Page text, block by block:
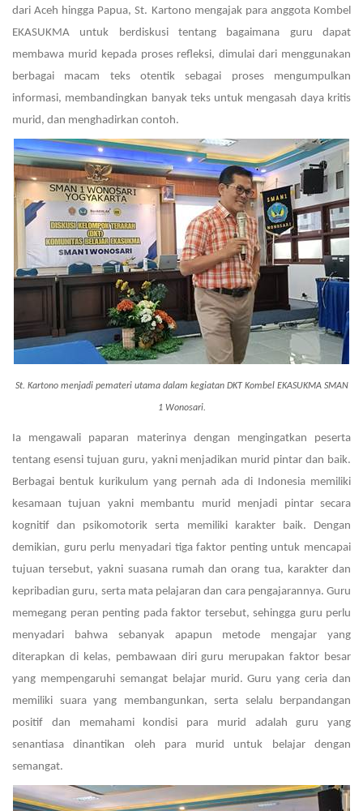
dari Aceh hingga Papua, St. Kartono mengajak para anggota Kombel
EKASUKMA untuk berdiskusi tentang bagaimana guru dapat
membawa murid kepada proses refleksi, dimulai dari menggunakan
berbagai macam teks otentik sebagai proses mengumpulkan
informasi, membandingkan banyak teks untuk mengasah daya kritis
murid, dan menghadirkan contoh.
St. Kartono menjadi pemateri utama dalam kegiatan DKT Kombel EKASUKMA SMAN
1 Wonosari.
Ia mengawali paparan materinya dengan mengingatkan peserta
tentang esensi tujuan guru, yakni menjadikan murid pintar dan baik.
Berbagai bentuk kurikulum yang pernah ada di Indonesia memiliki
kesamaan tujuan yakni membantu murid menjadi pintar secara
kognitif dan psikomotorik serta memiliki karakter baik. Dengan
demikian, guru perlu menyadari tiga faktor penting untuk mencapai
tujuan tersebut, yakni suasana rumah dan orang tua, karakter dan
kepribadian guru, serta mata pelajaran dan cara pengajarannya. Guru
memegang peran penting pada faktor tersebut, sehingga guru perlu
menyadari bahwa sebanyak apapun metode mengajar yang
diterapkan di kelas, pembawaan diri guru merupakan faktor besar
yang mempengaruhi semangat belajar murid. Guru yang ceria dan
memiliki suara yang membangunkan, serta selalu berpandangan
positif dan memahami kondisi para murid adalah guru yang
senantiasa dinantikan oleh para murid untuk belajar dengan
semangat.